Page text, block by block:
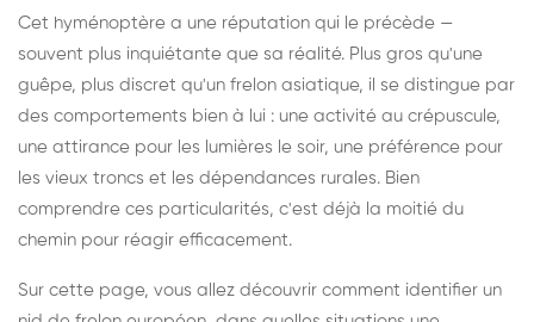
Cet hyménoptère a une réputation qui le précède —
souvent plus inquiétante que sa réalité. Plus gros qu'une
guêpe, plus discret qu'un frelon asiatique, il se distingue par
des comportements bien à lui : une activité au crépuscule,
une attirance pour les lumières le soir, une préférence pour
les vieux troncs et les dépendances rurales. Bien
comprendre ces particularités, c'est déjà la moitié du
chemin pour réagir efficacement.
Sur cette page, vous allez découvrir comment identifier un